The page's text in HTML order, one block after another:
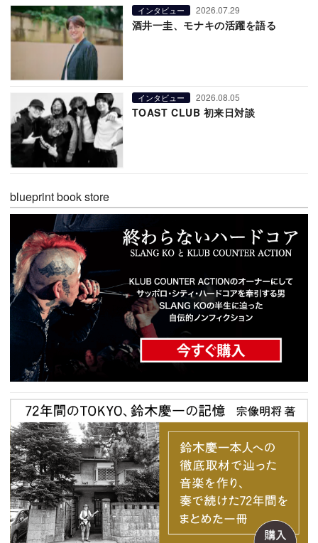
インタビュー 2026.07.29
酒井一圭、モナキの活躍を語る
インタビュー 2026.08.05
TOAST CLUB 初来日対談
blueprint book store